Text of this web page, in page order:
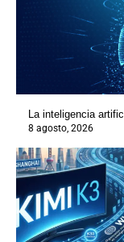
La inteligencia
8 agosto, 2026